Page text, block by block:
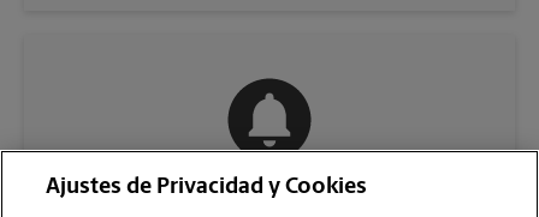
Ajustes de Privacidad y Cookies